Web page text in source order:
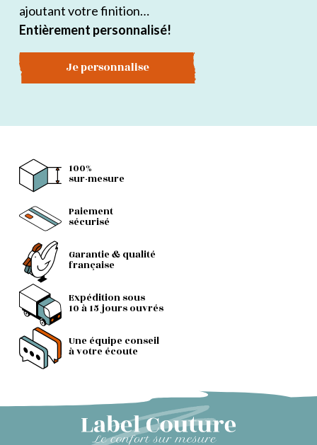
ajoutant votre finition…
Entièrement personnalisé!
Je personnalise
100%
sur-mesure
Paiement
sécurisé
Garantie & qualité
française
Expédition sous
10 à 15 jours ouvrés
Une équipe conseil
à votre écoute